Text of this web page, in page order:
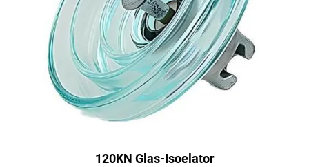
120KN Glas-Isoelator